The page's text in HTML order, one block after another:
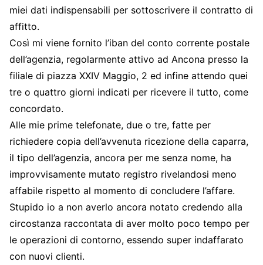
miei dati indispensabili per sottoscrivere il contratto di
affitto.
Così mi viene fornito l’iban del conto corrente postale
dell’agenzia, regolarmente attivo ad Ancona presso la
filiale di piazza XXIV Maggio, 2 ed infine attendo quei
tre o quattro giorni indicati per ricevere il tutto, come
concordato.
Alle mie prime telefonate, due o tre, fatte per
richiedere copia dell’avvenuta ricezione della caparra,
il tipo dell’agenzia, ancora per me senza nome, ha
improvvisamente mutato registro rivelandosi meno
affabile rispetto al momento di concludere l’affare.
Stupido io a non averlo ancora notato credendo alla
circostanza raccontata di aver molto poco tempo per
le operazioni di contorno, essendo super indaffarato
con nuovi clienti.